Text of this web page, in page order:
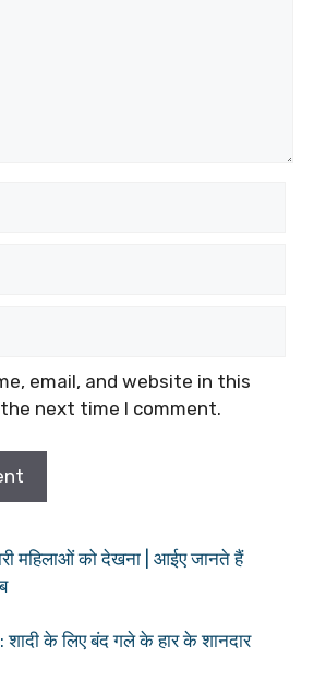
email, and website in this
next time I comment.
महिलाओं को देखना | आईए जानते हैं
शादी के लिए बंद गले के हार के शानदार